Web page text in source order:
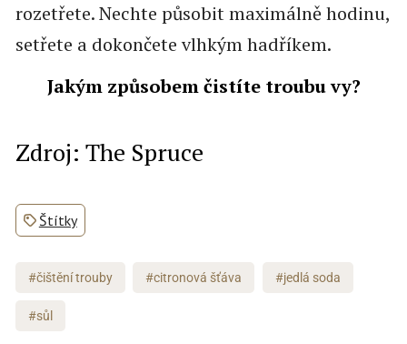
rozetřete. Nechte působit maximálně hodinu,
setřete a dokončete vlhkým hadříkem.
Jakým způsobem čistíte troubu vy?
Zdroj: The Spruce
Štítky
#čištění trouby #citronová šťáva #jedlá soda
#sůl